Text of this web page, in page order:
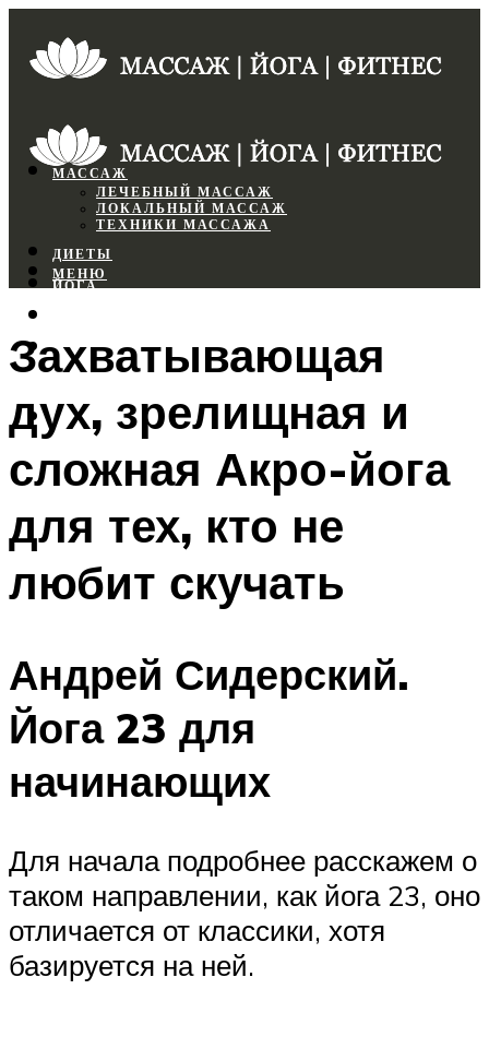
МАССАЖ
ЛЕЧЕБНЫЙ МАССАЖ
ЛОКАЛЬНЫЙ МАССАЖ
ТЕХНИКИ МАССАЖА
ДИЕТЫ
ЙОГА
ФИТНЕС
МЕНЮ
МЕНЮ
Захватывающая
дух, зрелищная и
сложная Акро-йога
для тех, кто не
любит скучать
Андрей Сидерский.
Йога 23 для
начинающих
Для начала подробнее расскажем о
таком направлении, как йога 23, оно
отличается от классики, хотя
базируется на ней.